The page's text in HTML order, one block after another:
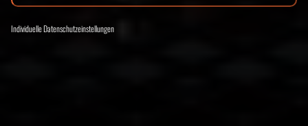
Individuelle Datenschutzeinstellungen